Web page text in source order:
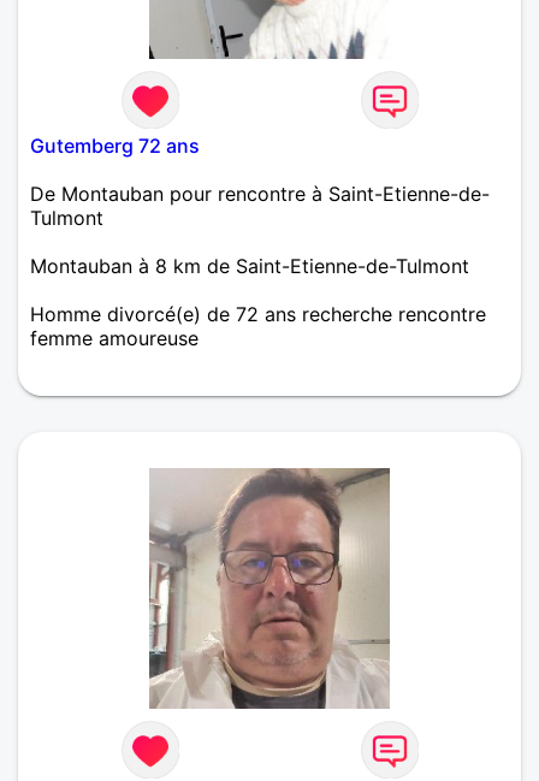
Gutemberg 72 ans
De Montauban pour rencontre à Saint-Etienne-de-
Tulmont
Montauban à 8 km de Saint-Etienne-de-Tulmont
Homme divorcé(e) de 72 ans recherche rencontre
femme amoureuse
ville de Montauban 82000, ou je vie seul, divorcé
attentionné et très calme, J'aime les livres, le
jardinage, les promenades en campagne, et les
sorties au restaurant, Je mène une vie très simple je
rénove personnellement une petite villa que je viens
d'acheter étant très bricoleur